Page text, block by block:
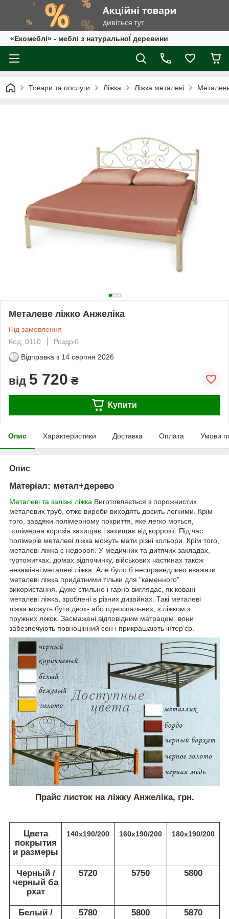
«Екомеблі» - меблі з натуральноЇ деревини
Товари та послуги Ліжка Ліжка металеві
Металеве ліжко Анжеліка
Під замовлення
Код: 0110
Роздріб
Відправка з 14 серпня 2026
від 5 720 ₴
Купити
Опис Характеристики Доставка Оплата Умови
Опис
Матеріал: метал+дерево
Металеві та залізні ліжка Виготовляється з порожнистих
металевих труб, отже вироби виходять досить легкими. Крім
того, завдяки полімерному покриття, яке легко моться,
полімерна корозія захищає і захищає від коррозії. Під час
полімерів металеві ліжка можуть мати різні кольори. Крім того,
металеві ліжка є недорогі. У медичних та дитячих закладах,
гуртожитках, домах відпочинку, військових частинах також
незамінні металеві ліжка. Але було б несправедливо вважати
металеві ліжка придатними тільки для "каменного"
використання. Дуже стильно і гарно виглядає, як ковані
металеві ліжка, зроблені в різних дизайнах. Такі металеві
ліжка можуть бути двох- або односпальних, з ліжком з
пружних ліжок. Засмажені відповідним матрацем, вони
забезпечують повноцінний сон і прикрашають інтер’єр.
Прайс листок на ліжку Анжеліка, грн.
Цвета
покрытия
и размеры
140х190/200 160х190/200 180х190/200
Черный /
черный ба
рхат
5720 5750 5800
Белый /
5780 5800 5870